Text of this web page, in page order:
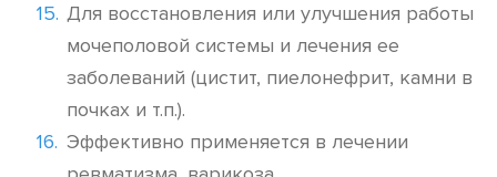
Для восстановления или улучшения работы
мочеполовой системы и лечения ее
заболеваний (цистит, пиелонефрит, камни в
почках и т.п.).
Эффективно применяется в лечении